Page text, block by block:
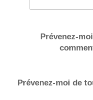
Prévenez-
Prévenez-moi de